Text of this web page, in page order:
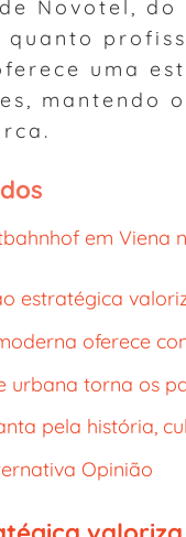
Novotel,
uma
mantendo
em Viena
estratégica
oferece
urbana torna os
pela história,
Opinião